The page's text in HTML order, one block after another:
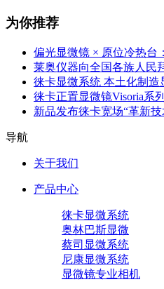
为你推荐
偏光显微镜 × 原位冷热台
莱奥仪器向全国各族人民
徕卡显微系统 本土化制造
徕卡正置显微镜Visoria系
新品发布徕卡宽场“革新技
导航
关于我们
产品中心
徕卡显微系统
奥林巴斯显微
蔡司显微系统
尼康显微系统
显微镜专业相机